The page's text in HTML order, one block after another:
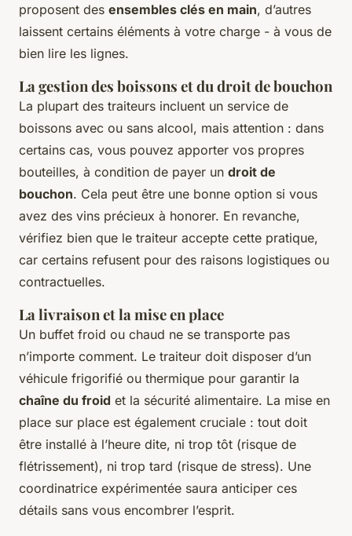
proposent des ensembles clés en main, d’autres
laissent certains éléments à votre charge - à vous de
bien lire les lignes.
La gestion des boissons et du droit de bouchon
La plupart des traiteurs incluent un service de
boissons avec ou sans alcool, mais attention : dans
certains cas, vous pouvez apporter vos propres
bouteilles, à condition de payer un droit de
bouchon. Cela peut être une bonne option si vous
avez des vins précieux à honorer. En revanche,
vérifiez bien que le traiteur accepte cette pratique,
car certains refusent pour des raisons logistiques ou
contractuelles.
La livraison et la mise en place
Un buffet froid ou chaud ne se transporte pas
n’importe comment. Le traiteur doit disposer d’un
véhicule frigorifié ou thermique pour garantir la
chaîne du froid et la sécurité alimentaire. La mise en
place sur place est également cruciale : tout doit
être installé à l’heure dite, ni trop tôt (risque de
flétrissement), ni trop tard (risque de stress). Une
coordinatrice expérimentée saura anticiper ces
détails sans vous encombrer l’esprit.